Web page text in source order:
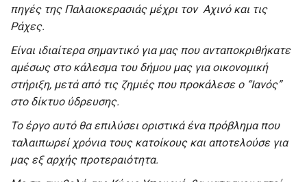
πηγές της Παλαιοκερασιάς μέχρι τον Αχινό και τις
Ράχες.
Είναι ιδιαίτερα σημαντικό για μας που ανταποκριθήκατε
αμέσως στο κάλεσμα του δήμου μας για οικονομική
στήριξη, μετά από τις ζημιές που προκάλεσε ο “Ιανός”
στο δίκτυο ύδρευσης.
Το έργο αυτό θα επιλύσει οριστικά ένα πρόβλημα που
ταλαιπωρεί χρόνια τους κατοίκους και αποτελούσε για
μας εξ αρχής προτεραιότητα.